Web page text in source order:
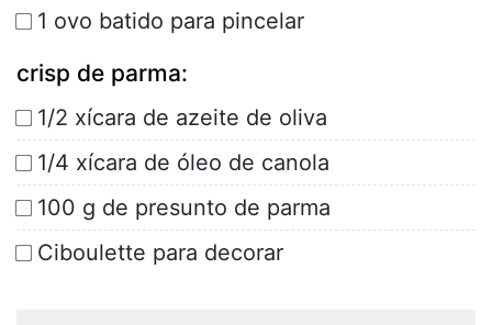
1 ovo batido para pincelar
crisp de parma:
1/2 xícara de azeite de oliva
1/4 xícara de óleo de canola
100 g de presunto de parma
Ciboulette para decorar